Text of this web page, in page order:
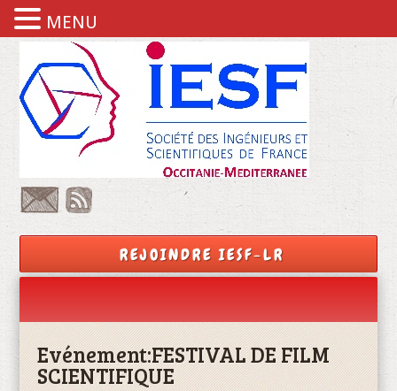
REJOINDRE IESF-LR
Evénement:FESTIVAL DE FILM
SCIENTIFIQUE
MENU